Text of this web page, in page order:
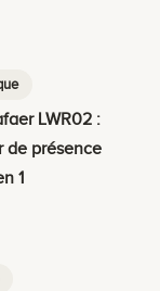
LWR02 :
de présence
1